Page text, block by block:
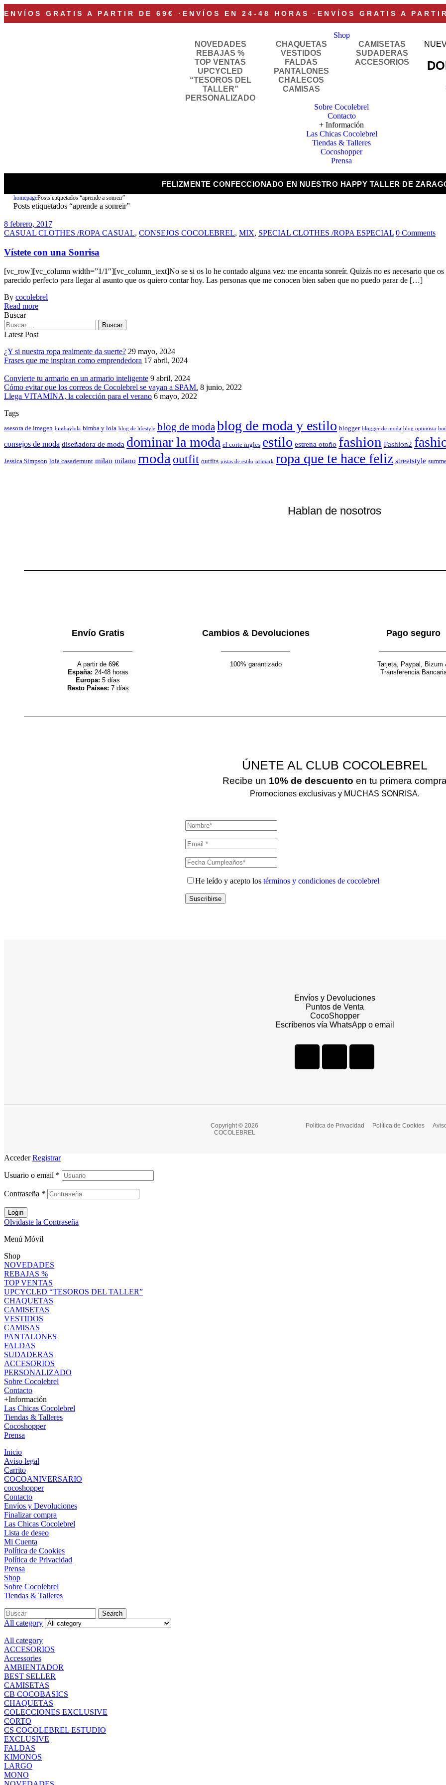
ENVÍOS GRATIS A PARTIR DE 69€ · ENVÍOS EN 24-48 HORAS · ENVÍOS GRATIS A
Shop
NOVEDADES
REBAJAS %
TOP VENTAS
UPCYCLED
“TESOROS DEL
TALLER”
PERSONALIZADO
CHAQUETAS
VESTIDOS
FALDAS
PANTALONES
CHALECOS
CAMISAS
CAMISETAS
SUDADERAS
ACCESORIOS
Sobre Cocolebrel
Contacto
+ Información
Las Chicas Cocolebrel
Tiendas & Talleres
Cocoshopper
Prensa
FELIZMENTE CONFECCIONADO EN NUESTRO HAPPY TALLER DE
homepagePosts etiquetados “aprende a sonreir”
Posts etiquetados “aprende a sonreir”
8 febrero, 2017
CASUAL CLOTHES /ROPA CASUAL, CONSEJOS COCOLEBREL, MIX, SPECIAL CLOTHES /ROPA ESPECIAL 0 Comments
Vístete con una Sonrisa
[vc_row][vc_column width=”1/1″][vc_column_text]No se si os lo he contado alguna vez: me encanta sonreír. Quizás no es necesario que
parecido perfecto para llegar al asunto que os quiero contar hoy. Las personas que me conocen bien saben que no puedo parar de […]
By cocolebrel
Read more
Buscar
Latest Post
¿Y si nuestra ropa realmente da suerte? 29 mayo, 2024
Frases que me inspiran como emprendedora 17 abril, 2024
Convierte tu armario en un armario inteligente 9 abril, 2024
Cómo evitar que los correos de Cocolebrel se vayan a SPAM. 8 junio, 2022
Llega VITAMINA, la colección para el verano 6 mayo, 2022
Tags
asesora de imagen bimbaylola bimba y lola blog de lifestyle blog de modablog de moda y estilo blogger blogger de moda blog optimista
consejos de moda diseñadora de moda dominar la moda el corte ingles estilo estrena otoño fashion Fashion2
Jessica Simpson lola casademunt milan milano modaoutfit outfits pistas de estilo primark ropa que te hace feliz streetstyle
Hablan de nosotros
Envío Gratis
A partir de 69€
España: 24-48 horas
Europa: 5 días
Resto Países: 7 días
Cambios & Devoluciones
100% garantizado
Pago seguro
Tarjeta, Paypal, Bizum
Transferencia
ÚNETE AL CLUB COCOLEBREL
Recibe un 10% de descuento en tu primera compra
Promociones exclusivas y MUCHAS SONRISA.
He leído y acepto los términos y condiciones de cocolebrel
Suscribirse
Envíos y Devoluciones
Puntos de Venta
CocoShopper
Escríbenos vía WhatsApp o email
Copyright © 2026
COCOLEBREL
Política de Privacidad Política de Cookies
Acceder Registrar
Usuario o email *
Contraseña *
Login
Olvidaste la Contraseña
Menú Móvil
Shop
NOVEDADES
REBAJAS %
TOP VENTAS
UPCYCLED “TESOROS DEL TALLER”
CHAQUETAS
CAMISETAS
VESTIDOS
CAMISAS
PANTALONES
FALDAS
SUDADERAS
ACCESORIOS
PERSONALIZADO
Sobre Cocolebrel
Contacto
+Información
Las Chicas Cocolebrel
Tiendas & Talleres
Cocoshopper
Prensa
Inicio
Aviso legal
Carrito
COCOANIVERSARIO
cocoshopper
Contacto
Envíos y Devoluciones
Finalizar compra
Las Chicas Cocolebrel
Lista de deseo
Mi Cuenta
Política de Cookies
Política de Privacidad
Prensa
Shop
Sobre Cocolebrel
Tiendas & Talleres
Search
All category
All category
ACCESORIOS
Accessories
AMBIENTADOR
BEST SELLER
CAMISETAS
CB COCOBASICS
CHAQUETAS
COLECCIONES EXCLUSIVE
CORTO
CS COCOLEBREL ESTUDIO
EXCLUSIVE
FALDAS
KIMONOS
LARGO
MONO